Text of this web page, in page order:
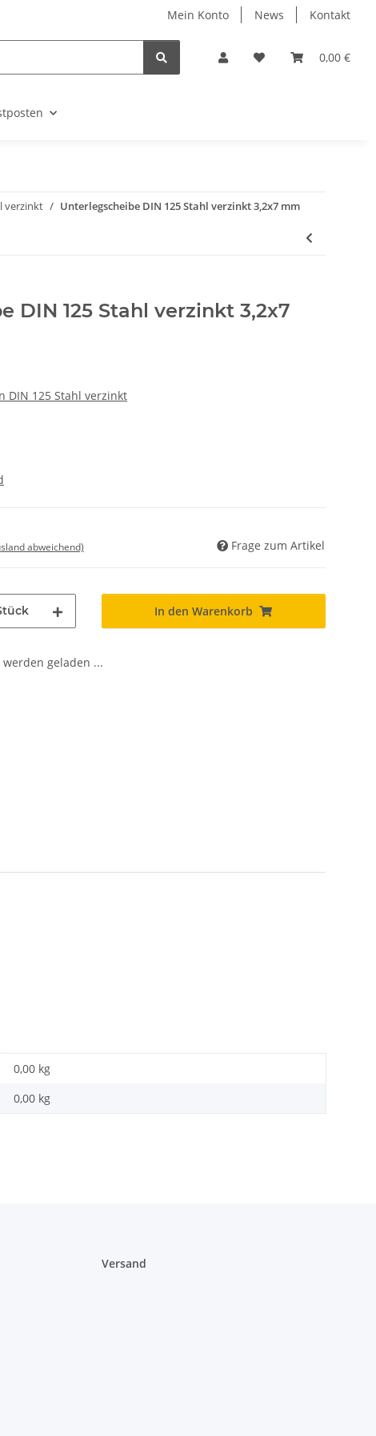
Mein Konto News Kontakt
0,00 €
verzinkt Unterlegscheibe DIN 125 Stahl verzinkt 3,2x7 mm
DIN 125 Stahl verzinkt 3,2x7
DIN 125 Stahl verzinkt
abweichend) Frage zum Artikel
In den Warenkorb
geladen ...
0,00 kg
0,00 kg
Versand